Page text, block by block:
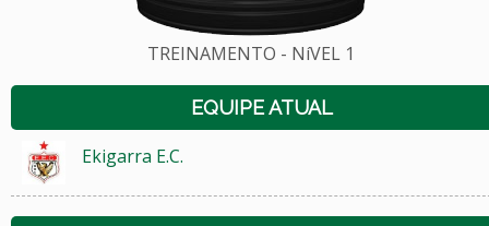
TREINAMENTO - NíVEL 1
EQUIPE ATUAL
Ekigarra E.C.